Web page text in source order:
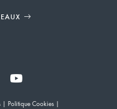
Politique Cookies